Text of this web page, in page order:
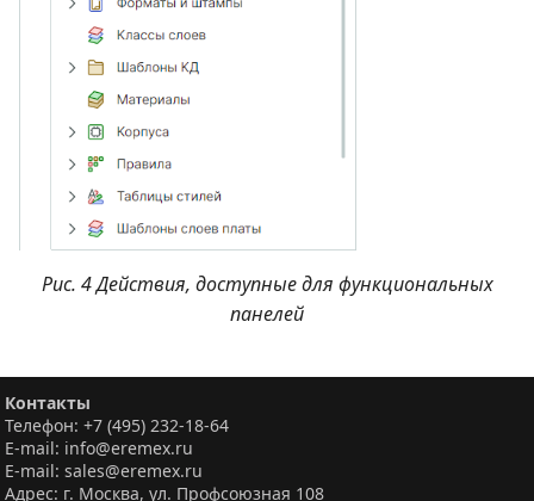
Рис. 4 Действия, доступные для функциональных
панелей
Контакты
Телефон: +7 (495) 232-18-64
E-mail: info@eremex.ru
E-mail: sales@eremex.ru
Адрес: г. Москва, ул. Профсоюзная 108